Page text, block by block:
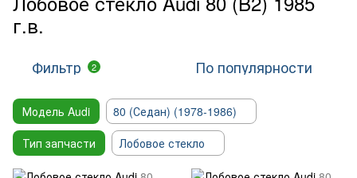
г.в.
Фильтр 2 По популярности
Модель Audi
80 (Седан) (1978-1986)
Тип запчасти
Лобовое стекло